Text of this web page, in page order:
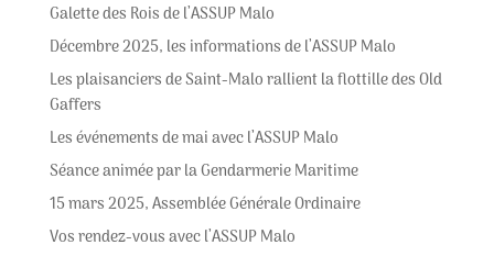
Galette des Rois de l’ASSUP Malo
Décembre 2025, les informations de l’ASSUP Malo
Les plaisanciers de Saint-Malo rallient la flottille des Old
Gaffers
Les événements de mai avec l’ASSUP Malo
Séance animée par la Gendarmerie Maritime
15 mars 2025, Assemblée Générale Ordinaire
Vos rendez-vous avec l’ASSUP Malo